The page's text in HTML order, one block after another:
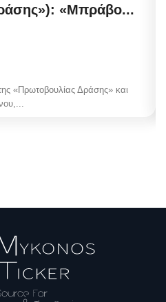
«Μπράβο...
«Πρωτοβουλίας Δράσης» και